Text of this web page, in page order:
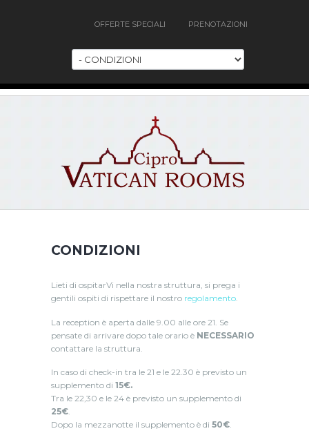
OFFERTE SPECIALI PRENOTAZIONI
CONDIZIONI
Lieti di ospitarVi nella nostra struttura, si prega i
gentili ospiti di rispettare il nostro regolamento.
La reception è aperta dalle 9.00 alle ore 21. Se
pensate di arrivare dopo tale orario è NECESSARIO
contattare la struttura.
In caso di check-in tra le 21 e le 22.30 è previsto un
supplemento di 15€.
Tra le 22,30 e le 24 è previsto un supplemento di
25€.
Dopo la mezzanotte il supplemento è di 50€.